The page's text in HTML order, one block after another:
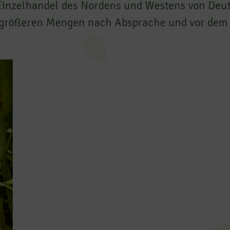
des Nordens und Westens von
Mengen nach Absprache und vor